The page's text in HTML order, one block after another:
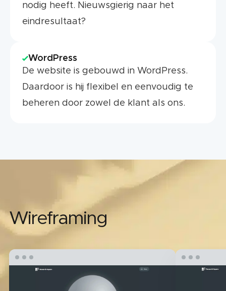
nodig heeft. Nieuwsgierig naar het
eindresultaat?
WordPress
De website is gebouwd in WordPress.
Daardoor is hij flexibel en eenvoudig te
beheren door zowel de klant als ons.
Wireframing